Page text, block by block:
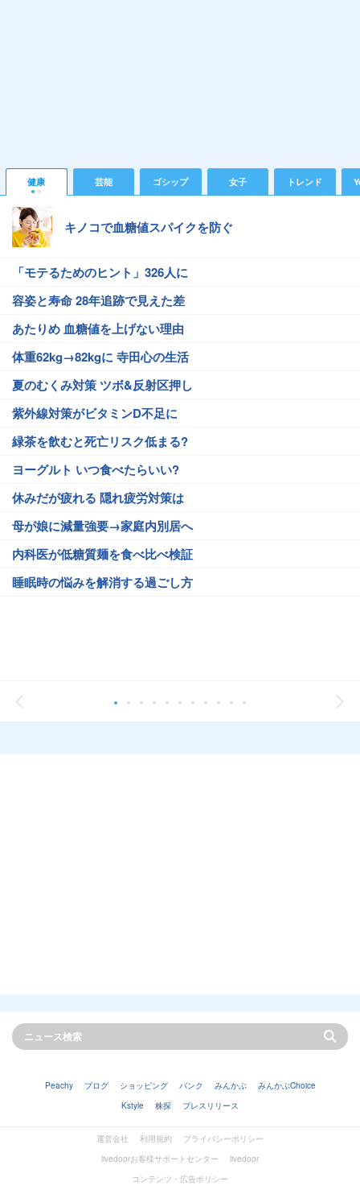
健康 芸能 ゴシップ 女子 トレンド
キノコで血糖値スパイクを防ぐ
「モテるためのヒント」326人に
容姿と寿命 28年追跡で見えた差
あたりめ 血糖値を上げない理由
体重62kg→82kgに 寺田心の生活
夏のむくみ対策 ツボ&反射区押し
紫外線対策がビタミンD不足に
緑茶を飲むと死亡リスク低まる?
ヨーグルト いつ食べたらいい?
休みだが疲れる 隠れ疲労対策は
母が娘に減量強要→家庭内別居へ
内科医が低糖質麺を食べ比べ検証
睡眠時の悩みを解消する過ごし方
Peachy ブログ ショッピング バンク みんかぶ
みんかぶChoice
Kstyle
株探 プレスリリース
運営会社 利用規約
プライバシーポリシー
livedoorお客様サポートセンター
livedoor
コンテンツ・広告ポリシー